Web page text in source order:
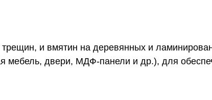
и вмятин на деревянных и
мебель, двери, МДФ-панели и др.), для